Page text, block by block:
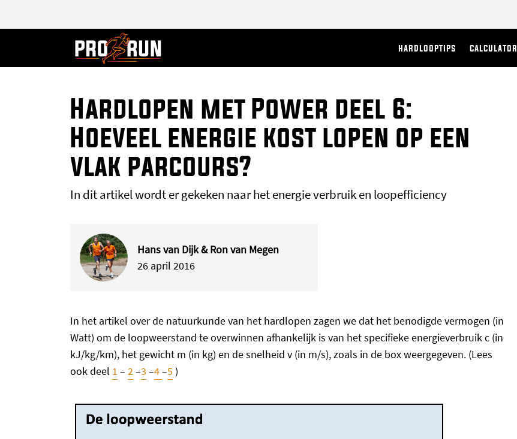
hardlooptips calculator
Hardlopen met Power deel 6:
Hoeveel energie kost lopen op een
vlak parcours?
In dit artikel wordt er gekeken naar het energie verbruik en loopefficiency
Hans van Dijk & Ron van Megen
26 april 2016
In het artikel over de natuurkunde van het hardlopen zagen we dat het benodigde vermogen (in
Watt) om de loopweerstand te overwinnen afhankelijk is van het specifieke energieverbruik c (in
kJ/kg/km), het gewicht m (in kg) en de snelheid v (in m/s), zoals in de box weergegeven. (Lees
ook deel 1 – 2–3 –4–5 )